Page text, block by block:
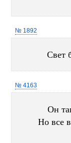
№ 1892
Свет
№ 4163
Он
Но все